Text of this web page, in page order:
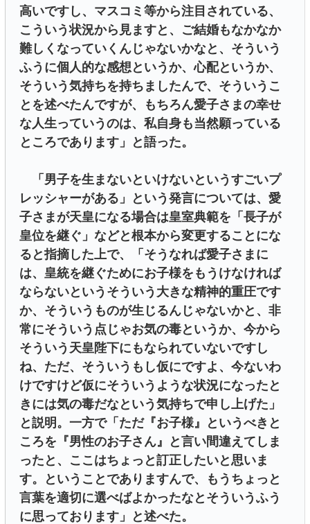
高いですし、マスコミ等から注目されている、
こういう状況から見ますと、ご結婚もなかなか
難しくなっていくんじゃないかなと、そういう
ふうに個人的な感想というか、心配というか、
そういう気持ちを持ちましたんで、そういうこ
とを述べたんですが、もちろん愛子さまの幸せ
な人生っていうのは、私自身も当然願っている
ところであります」と語った。
「男子を生まないといけないというすごいプ
レッシャーがある」という発言については、愛
子さまが天皇になる場合は皇室典範を「長子が
皇位を継ぐ」などと根本から変更することにな
ると指摘した上で、「そうなれば愛子さまに
は、皇統を継ぐためにお子様をもうけなければ
ならないというそういう大きな精神的重圧です
か、そういうものが生じるんじゃないかと、非
常にそういう点じゃお気の毒というか、今から
そういう天皇陛下にもなられていないですし
ね、ただ、そういうもし仮にですよ、今ないわ
けですけど仮にそういうような状況になったと
きには気の毒だなという気持ちで申し上げた」
と説明。一方で「ただ『お子様』というべきと
ころを『男性のお子さん』と言い間違えてしま
ったと、ここはちょっと訂正したいと思いま
す。ということでありますんで、もうちょっと
言葉を適切に選べばよかったなとそういうふう
に思っております」と述べた。